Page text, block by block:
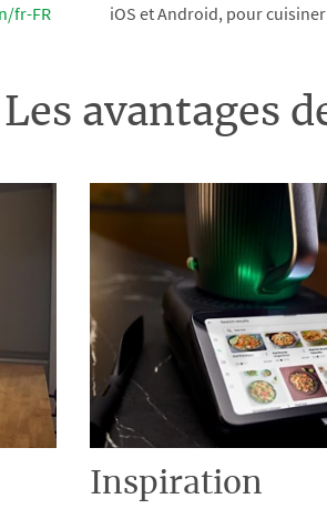
fr-FR
iOS et Android, pour
Les avantages
Inspiration